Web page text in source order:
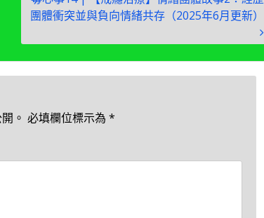
團體衝突並與負向情緒共存（2025年6月更新）
。 必填欄位標示為 *